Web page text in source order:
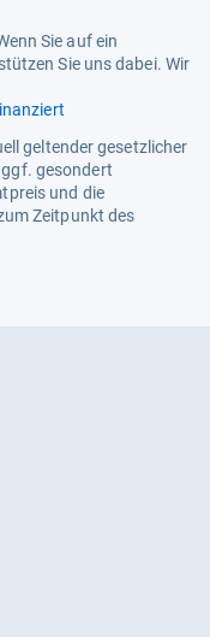
Sie auf ein
Sie uns dabei. Wir
geltender gesetzlicher
gesondert
und die
Zeitpunkt des